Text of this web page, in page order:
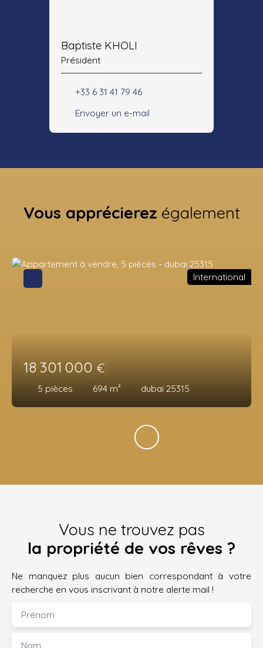
Baptiste KHOLI
Président
+33 6 31 41 79 46
Envoyer un e-mail
Vous apprécierez également
18 301 000 €
5 pièces 694 m² dubai 25315
International
Vous ne trouvez pas
la propriété de vos rêves ?
Ne manquez plus aucun bien correspondant à votre
recherche en vous inscrivant à notre alerte mail !
Prénom
Nom